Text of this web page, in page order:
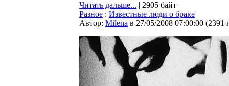
Читать дальше... | 2905 байт
Разное : Известные люди о браке
Автор: Milena в 27/05/2008 07:00:00 (2391